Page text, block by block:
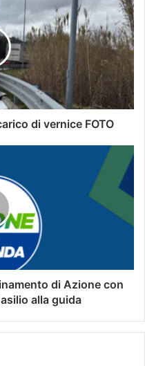
di vernice FOTO
di Azione con
alla guida